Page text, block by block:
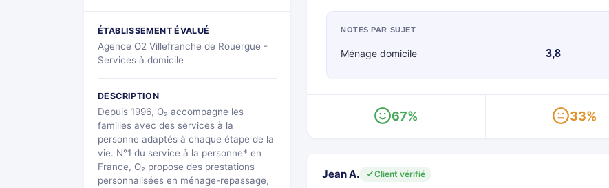
ÉTABLISSEMENT ÉVALUÉ
Agence O2 Villefranche de Rouergue -
Services à domicile
DESCRIPTION
Depuis 1996, O₂ accompagne les
familles avec des services à la
personne adaptés à chaque étape de la
vie. N°1 du service à la personne* en
France, O₂ propose des prestations
personnalisées en ménage-repassage,
NOTES PAR SUJET
Ménage domicile 3,8
67% 33%
Jean A.
Client vérifié